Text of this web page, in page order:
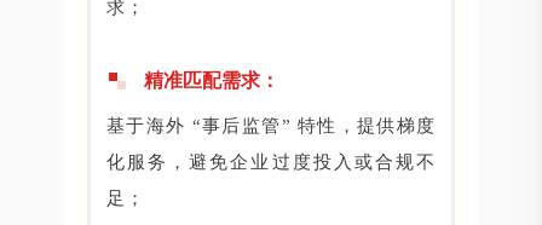
求；
精准匹配需求：
基于海外 “事后监管” 特性，提供梯度
化服务，避免企业过度投入或合规不
足；